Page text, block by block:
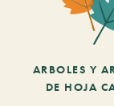
ARBOLES Y
DE HOJA